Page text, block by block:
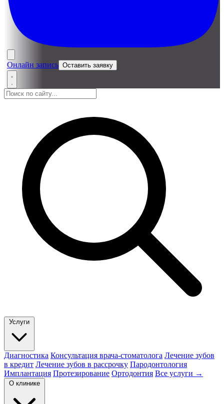
Онлайн запись Оставить заявку
Услуги
Диагностика Консультация врача-стоматолога Лечение зубов
в кредит Лечение зубов в рассрочку Пародонтология
Имплантация Протезирование Ортодонтия Все услуги →
О клинике